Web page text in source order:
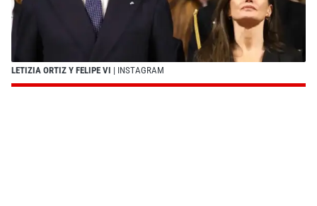
LETIZIA ORTIZ Y FELIPE VI | INSTAGRAM